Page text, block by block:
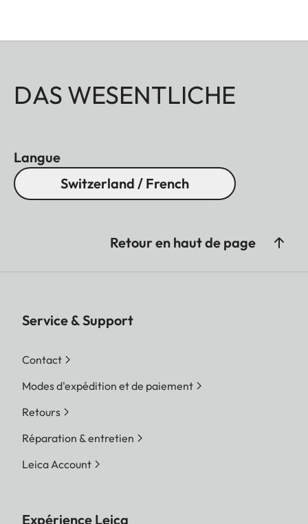
DAS WESENTLICHE
Langue
Switzerland / French
Retour en haut de page
Service & Support
Contact
Modes d'expédition et de paiement
Retours
Réparation & entretien
Leica Account
Expérience Leica